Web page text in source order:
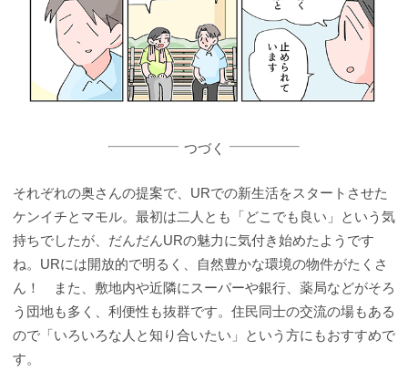
つづく
それぞれの奥さんの提案で、URでの新生活をスタートさせた
ケンイチとマモル。最初は二人とも「どこでも良い」という気
持ちでしたが、だんだんURの魅力に気付き始めたようです
ね。URには開放的で明るく、自然豊かな環境の物件がたくさ
ん！ また、敷地内や近隣にスーパーや銀行、薬局などがそろ
う団地も多く、利便性も抜群です。住民同士の交流の場もある
ので「いろいろな人と知り合いたい」という方にもおすすめで
す。